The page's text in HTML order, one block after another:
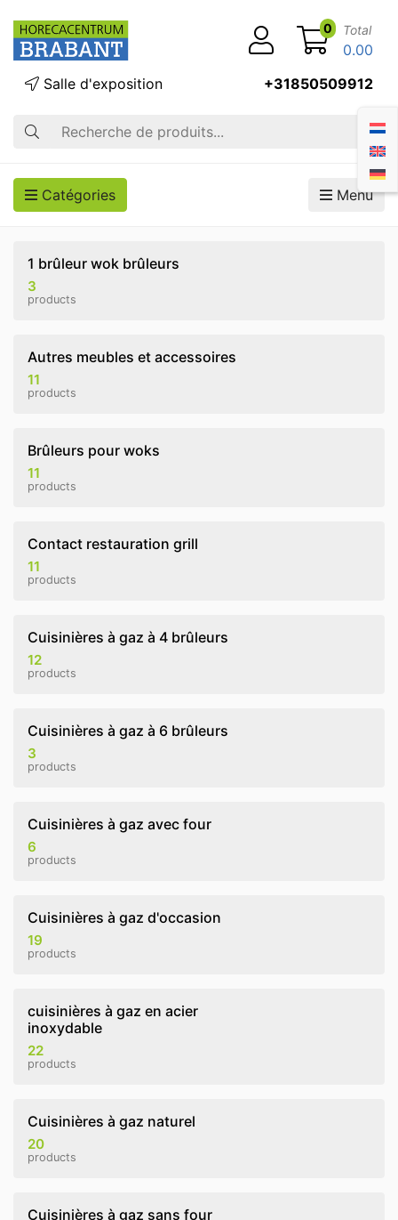
Recherche
Salle d'exposition +31850509912
0 Total
0.00
Catégories Menu
1 brûleur wok brûleurs
3
products
Autres meubles et accessoires
11
products
Brûleurs pour woks
11
products
Contact restauration grill
11
products
Cuisinières à gaz à 4 brûleurs
12
products
Cuisinières à gaz à 6 brûleurs
3
products
Cuisinières à gaz avec four
6
products
Cuisinières à gaz d'occasion
19
products
cuisinières à gaz en acier
inoxydable
22
products
Cuisinières à gaz naturel
20
products
Cuisinières à gaz sans four